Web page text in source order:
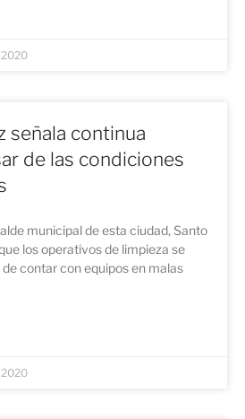
señala continua
de las condiciones
municipal de esta ciudad, Santo
los operativos de limpieza se
contar con equipos en malas